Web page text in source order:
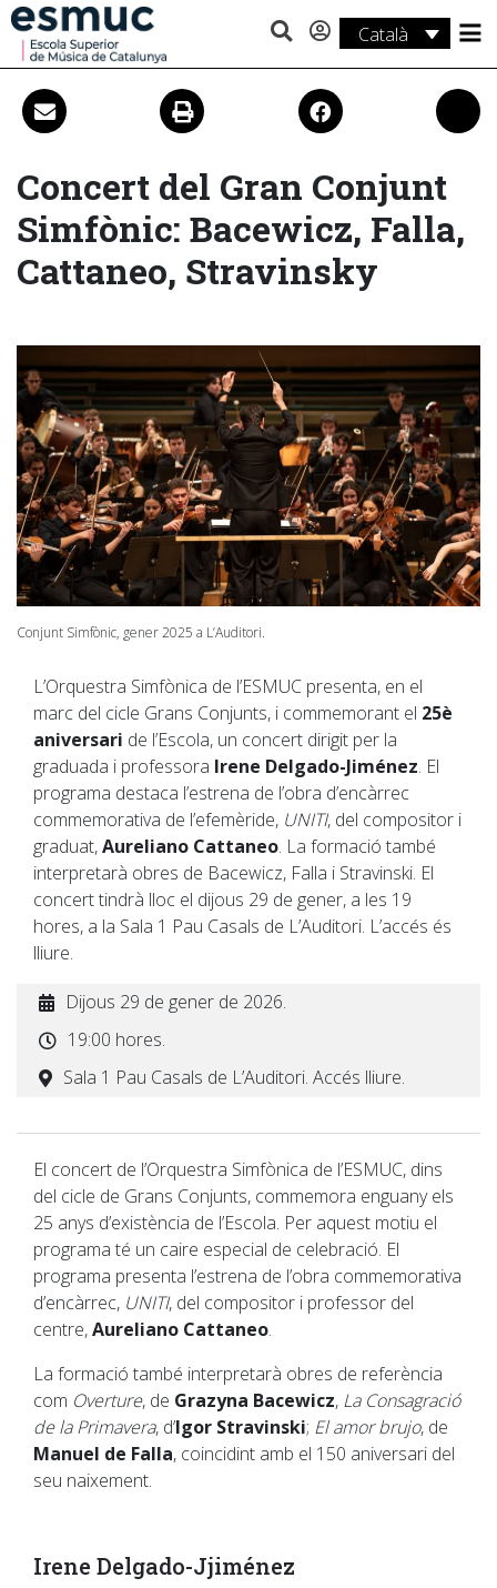
Català
Estudis
Recerca
Activitats
Concert del Gran Conjunt
Simfònic: Bacewicz, Falla,
Cattaneo, Stravinsky
Conjunt Simfònic, gener 2025 a L’Auditori.
L’Orquestra Simfònica de l’ESMUC presenta, en el
marc del cicle Grans Conjunts, i commemorant el 25è
aniversari de l’Escola, un concert dirigit per la
graduada i professora Irene Delgado-Jiménez. El
programa destaca l’estrena de l’obra d’encàrrec
commemorativa de l’efemèride, UNITI, del compositor i
graduat,Aureliano Cattaneo. La formació també
interpretarà obres de Bacewicz, Falla i Stravinski. El
concert tindrà lloc el dijous 29 de gener, a les 19
hores, a la Sala 1 Pau Casals de L’Auditori. L’accés és
lliure.
Dijous 29 de gener de 2026.
19:00 hores.
Sala 1 Pau Casals de L’Auditori. Accés lliure.
El concert de l’Orquestra Simfònica de l’ESMUC, dins
del cicle de Grans Conjunts, commemora enguany els
25 anys d’existència de l’Escola. Per aquest motiu el
programa té un caire especial de celebració. El
programa presenta l’estrena de l’obra commemorativa
d’encàrrec, UNITI, del compositor i professor del
centre,Aureliano Cattaneo.
La formació també interpretarà obres de referència
com Overture, de Grazyna Bacewicz, La Consagració
de la Primavera, d’Igor Stravinski; El amor brujo, de
Manuel de Falla, coincidint amb el 150 aniversari del
seu naixement.
Irene Delgado-Jjiménez